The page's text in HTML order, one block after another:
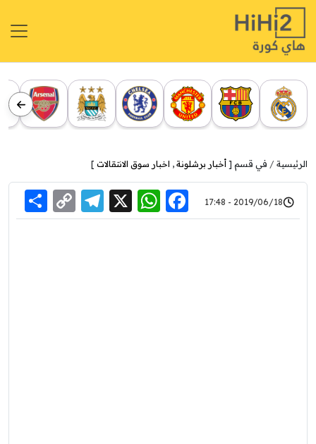
الرئيسية في قسم [ أخبار برشلونة , اخبار سوق الانتقالات ]
2019/06/18 - 17:48
Facebook
WhatsApp
X
Link